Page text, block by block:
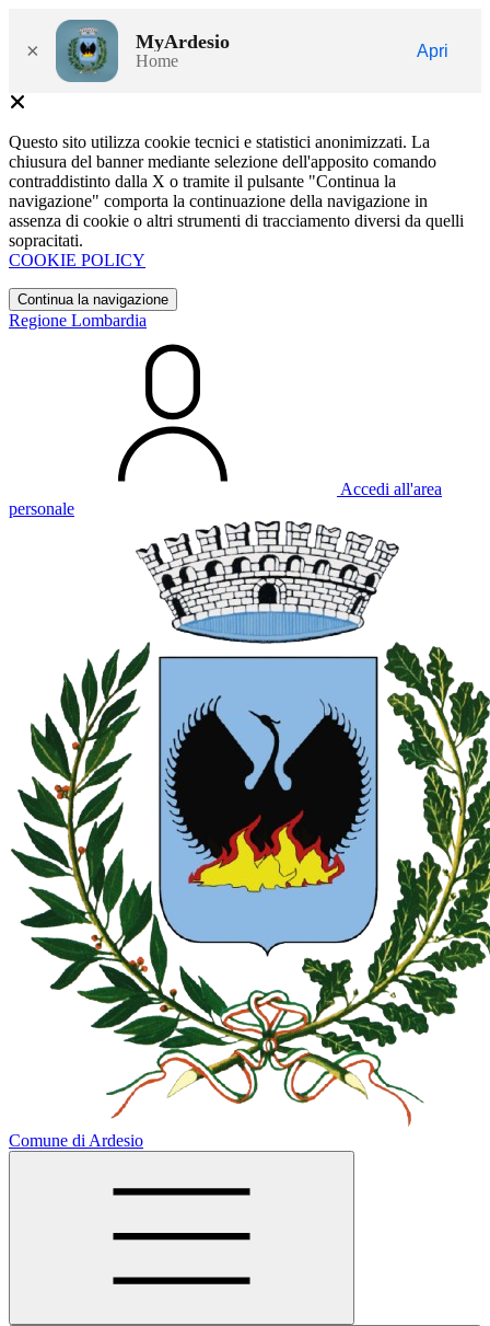
× MyArdesio
Home
Apri
Questo sito utilizza cookie tecnici e statistici anonimizzati. La
chiusura del banner mediante selezione dell'apposito comando
contraddistinto dalla X o tramite il pulsante "Continua la
navigazione" comporta la continuazione della navigazione in
assenza di cookie o altri strumenti di tracciamento diversi da quelli
sopracitati.
COOKIE POLICY
Continua la navigazione
Regione Lombardia
Accedi all'area
personale
Comune di Ardesio